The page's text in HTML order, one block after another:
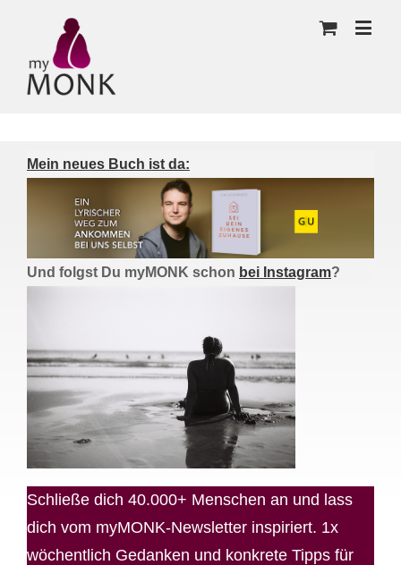
Mein neues Buch ist da:
Und folgst Du myMONK schon bei Instagram?
Schließe dich 40.000+ Menschen an und lass
dich vom myMONK-Newsletter inspiriert. 1x
wöchentlich Gedanken und konkrete Tipps für